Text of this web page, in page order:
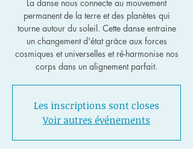
La danse nous connecte au mouvement
permanent de la terre et des planètes qui
tourne autour du soleil. Cette danse entraine
un changement d'état grâce aux forces
cosmiques et universelles et ré-harmonise nos
corps dans un alignement parfait.
Les inscriptions sont closes
Voir autres événements